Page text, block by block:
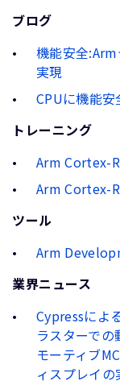
ブログ
機能安全
実現
CPUに機能
トレーニング
Arm Cortex-
Arm Cortex-
ツール
Arm
業界ニュース
Cypressによ
ラスターで
モーティブ
ィスプレイの